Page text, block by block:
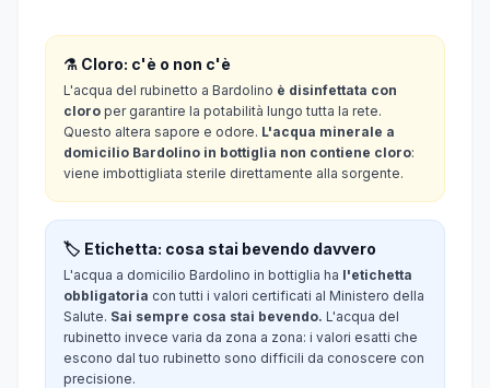
⚗️ Cloro: c'è o non c'è
L'acqua del rubinetto a Bardolino è disinfettata con
cloro per garantire la potabilità lungo tutta la rete.
Questo altera sapore e odore. L'acqua minerale a
domicilio Bardolino in bottiglia non contiene cloro:
viene imbottigliata sterile direttamente alla sorgente.
🏷️ Etichetta: cosa stai bevendo davvero
L'acqua a domicilio Bardolino in bottiglia ha l'etichetta
obbligatoria con tutti i valori certificati al Ministero della
Salute. Sai sempre cosa stai bevendo. L'acqua del
rubinetto invece varia da zona a zona: i valori esatti che
escono dal tuo rubinetto sono difficili da conoscere con
precisione.